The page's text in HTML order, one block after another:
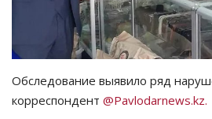
РАЗВЛЕЧЕНИЯ
OFFICIAL
Курултай
Обследование выявило ряд
корреспондент @Pavlodarnews.kz.